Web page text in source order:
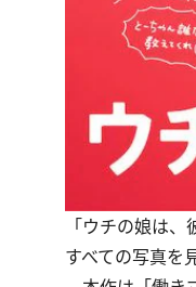
「ウチの娘は
すべての写真を